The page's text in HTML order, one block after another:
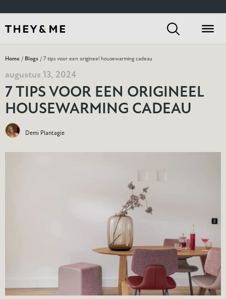
Home / Blogs / 7 tips voor een origineel housewarming cadeau
augustus 13, 2024
7 TIPS VOOR EEN ORIGINEEL
HOUSEWARMING CADEAU
Demi Plantagie